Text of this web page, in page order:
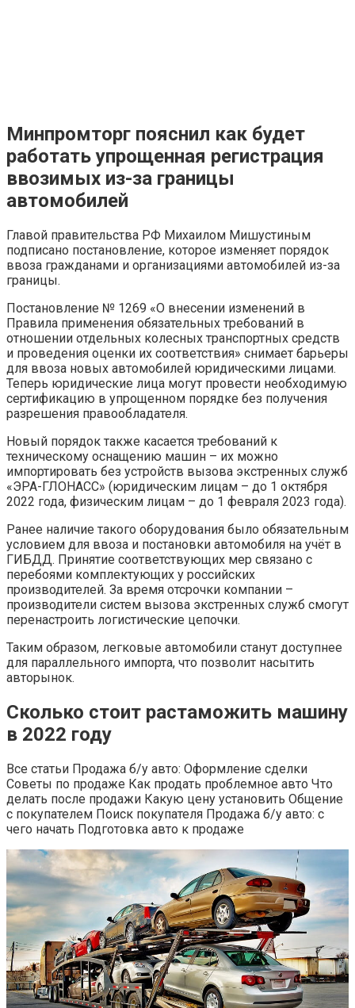
Минпромторг пояснил как будет
работать упрощенная регистрация
ввозимых из-за границы
автомобилей
Главой правительства РФ Михаилом Мишустиным
подписано постановление, которое изменяет порядок
ввоза гражданами и организациями автомобилей из-за
границы.
Постановление № 1269 «О внесении изменений в
Правила применения обязательных требований в
отношении отдельных колесных транспортных средств
и проведения оценки их соответствия» снимает барьеры
для ввоза новых автомобилей юридическими лицами.
Теперь юридические лица могут провести необходимую
сертификацию в упрощенном порядке без получения
разрешения правообладателя.
Новый порядок также касается требований к
техническому оснащению машин – их можно
импортировать без устройств вызова экстренных служб
«ЭРА-ГЛОНАСС» (юридическим лицам – до 1 октября
2022 года, физическим лицам – до 1 февраля 2023 года).
Ранее наличие такого оборудования было обязательным
условием для ввоза и постановки автомобиля на учёт в
ГИБДД. Принятие соответствующих мер связано с
перебоями комплектующих у российских
производителей. За время отсрочки компании –
производители систем вызова экстренных служб смогут
перенастроить логистические цепочки.
Таким образом, легковые автомобили станут доступнее
для параллельного импорта, что позволит насытить
авторынок.
Сколько стоит растаможить машину
в 2022 году
Все статьи Продажа б/у авто: Оформление сделки
Советы по продаже Как продать проблемное авто Что
делать после продажи Какую цену установить Общение
с покупателем Поиск покупателя Продажа б/у авто: с
чего начать Подготовка авто к продаже